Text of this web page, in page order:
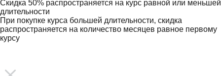
Скидка 50% распространяется на курс равной или меньшей
длительности
При покупке курса большей длительности, скидка
распространяется на количество месяцев равное первому
курсу